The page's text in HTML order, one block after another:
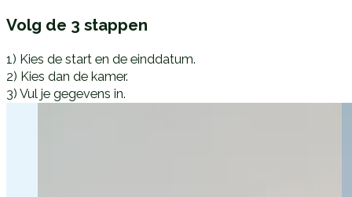
Volg de 3 stappen
1) Kies de start en de einddatum.
2) Kies dan de kamer.
3) Vul je gegevens in.